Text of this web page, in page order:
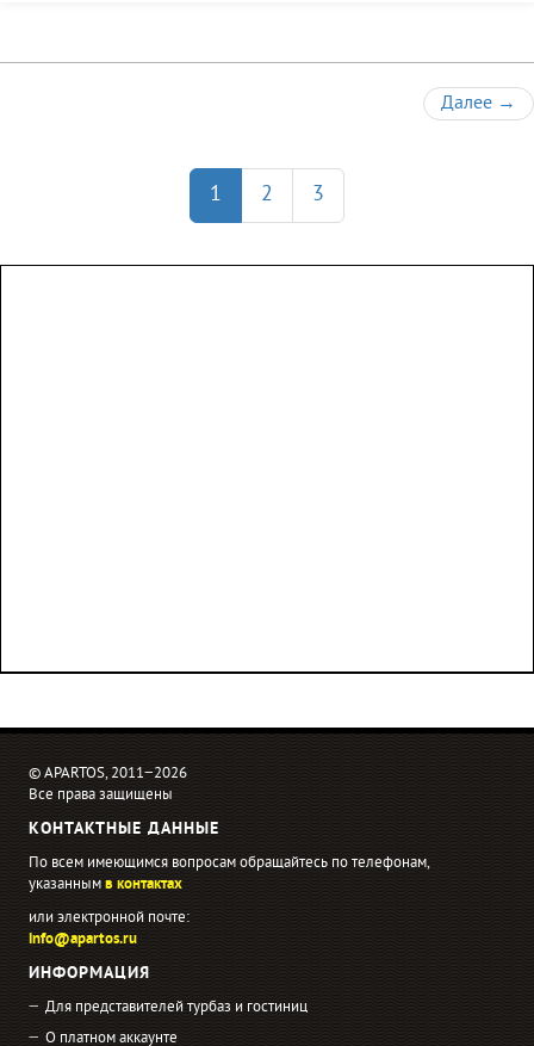
Далее →
1 2 3
© APARTOS, 2011−2026
Все права защищены
КОНТАКТНЫЕ ДАННЫЕ
По всем имеющимся вопросам обращайтесь по телефонам,
указаннымв контактах
или электронной почте:
info@apartos.ru
ИНФОРМАЦИЯ
Для представителей турбаз и гостиниц
О платном аккаунте